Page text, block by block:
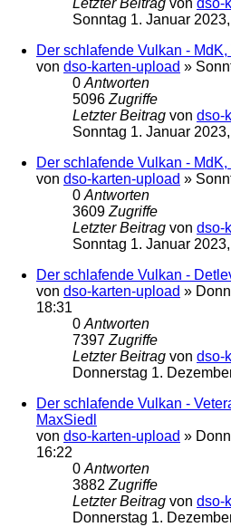
Letzter Beitrag von dso-
Sonntag 1. Januar
Der schlafende Vulkan -
von dso-karten-upload »
0Antworten
5096Zugriffe
Letzter Beitrag von dso-
Sonntag 1. Januar
Der schlafende Vulkan -
von dso-karten-upload »
0Antworten
3609Zugriffe
Letzter Beitrag von dso-
Sonntag 1. Januar
Der schlafende Vulkan -
von dso-karten-upload »
18:31
0Antworten
7397Zugriffe
Letzter Beitrag von dso-
Donnerstag 1.
Der schlafende Vulkan -
MaxSiedl
von dso-karten-upload »
16:22
0Antworten
3882Zugriffe
Letzter Beitrag von dso-
Donnerstag 1.